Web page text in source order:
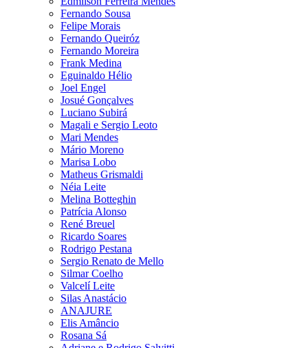
Fernando Sousa
Felipe Morais
Fernando Queiróz
Fernando Moreira
Frank Medina
Eguinaldo Hélio
Joel Engel
Josué Gonçalves
Luciano Subirá
Magali e Sergio Leoto
Mari Mendes
Mário Moreno
Marisa Lobo
Matheus Grismaldi
Néia Leite
Melina Botteghin
Patrícia Alonso
René Breuel
Ricardo Soares
Rodrigo Pestana
Sergio Renato de Mello
Silmar Coelho
Valcelí Leite
Silas Anastácio
ANAJURE
Elis Amâncio
Rosana Sá